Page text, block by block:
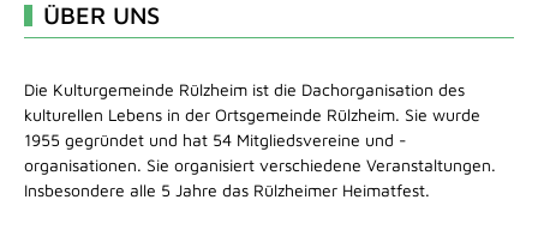
ÜBER UNS
Die Kulturgemeinde Rülzheim ist die Dachorganisation des
kulturellen Lebens in der Ortsgemeinde Rülzheim. Sie wurde
1955 gegründet und hat 54 Mitgliedsvereine und -
organisationen. Sie organisiert verschiedene Veranstaltungen.
Insbesondere alle 5 Jahre das Rülzheimer Heimatfest.